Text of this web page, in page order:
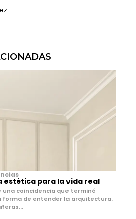
estética para la vida real
una coincidencia que terminó
forma de entender la arquitectura.